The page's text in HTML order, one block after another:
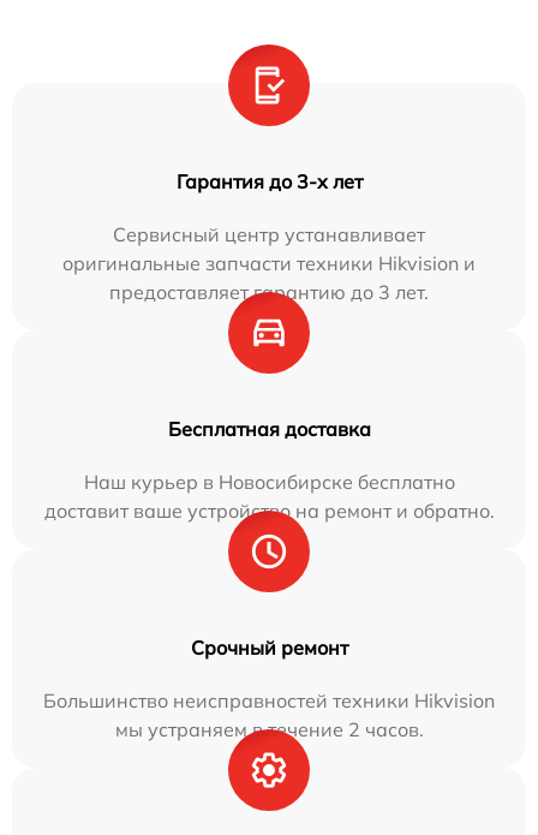
Гарантия до 3-х лет
Сервисный центр устанавливает
оригинальные запчасти техники Hikvision и
предоставляет гарантию до 3 лет.
Бесплатная доставка
Наш курьер в Новосибирске бесплатно
доставит ваше устройство на ремонт и обратно.
Срочный ремонт
Большинство неисправностей техники Hikvision
мы устраняем в течение 2 часов.